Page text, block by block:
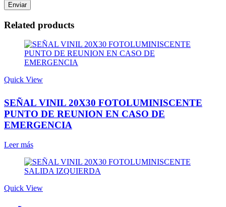
Related products
Quick View
SEÑAL VINIL 20X30 FOTOLUMINISCENTE
PUNTO DE REUNION EN CASO DE
EMERGENCIA
Leer más
Quick View